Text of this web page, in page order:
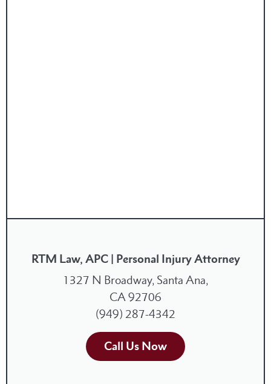
RTM Law, APC | Personal Injury Attorney
1327 N Broadway, Santa Ana,
CA 92706
(949) 287-4342
Call Us Now